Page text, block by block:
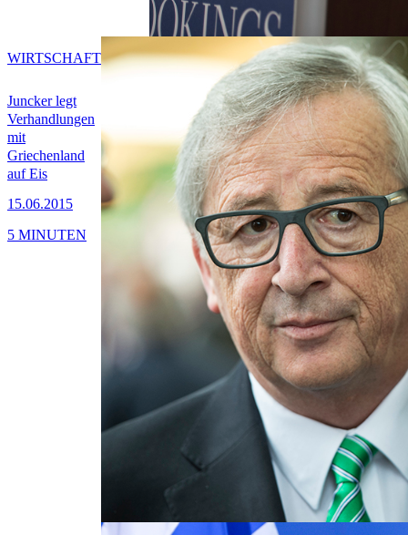
Juncker legt
Verhandlungen
mit
Griechenland
auf Eis
15.06.2015
WIRTSCHAFT
5 MINUTEN